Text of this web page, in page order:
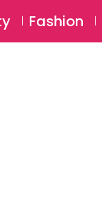
Login
Fashion